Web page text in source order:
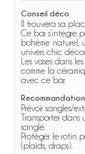
Conseil déco
Il trouvera sa
Ce bar s’intègre
bohème naturel,
univers chic
Les vases dans
comme la
avec ce bar.
Prévoir sangles/
Transporter
sanglé.
Protéger le rotin
(plaids, draps).